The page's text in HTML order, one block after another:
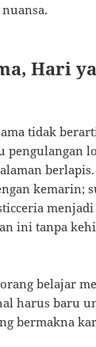
Hari
tidak
pengulangan
berlapis.
kemarin;
ini tanpa
belajar
harus baru
bermakna